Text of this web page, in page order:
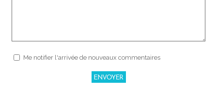
Me notifier l'arrivée de nouveaux commentaires